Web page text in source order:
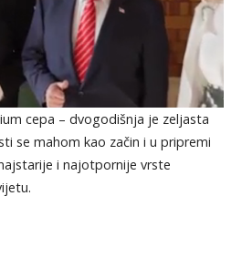
cepa – dvogodišnja je zeljasta
se mahom kao začin i u pripremi
i najotpornije vrste